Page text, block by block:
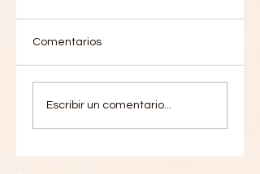
Comentarios
Escribir un comentario...